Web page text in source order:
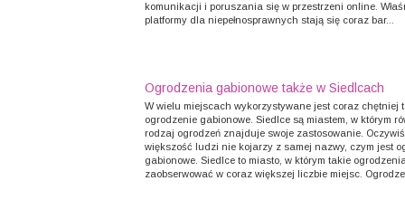
komunikacji i poruszania się w przestrzeni online.
platformy dla niepełnosprawnych stają się coraz bar...
Ogrodzenia gabionowe także w Siedlcach
W wielu miejscach wykorzystywane jest coraz chętniej
ogrodzenie gabionowe. Siedlce są miastem, w którym
rodzaj ogrodzeń znajduje swoje zastosowanie.
większość ludzi nie kojarzy z samej nazwy, czym jest
gabionowe. Siedlce to miasto, w którym takie
zaobserwować w coraz większej liczbie miejsc.